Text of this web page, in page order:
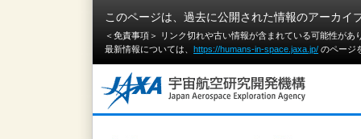
このページは、過去に公開された情報のアーカイ
＜免責事項＞ リンク切れや古い情報が含まれている可能性が
最新情報については、 https://humans-in-space.jaxa.jp/ のページ